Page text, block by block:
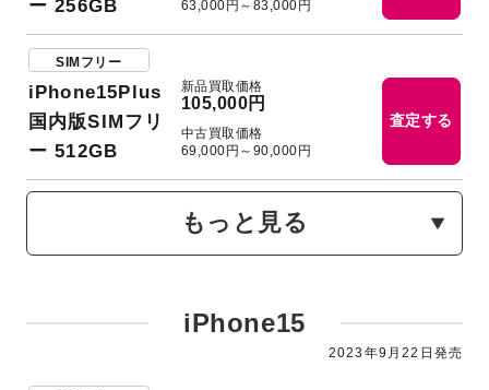
ー 256GB
63,000円～83,000円
SIMフリー
iPhone15Plus
国内版SIMフリ
ー 512GB
新品買取価格
105,000円
中古買取価格
69,000円～90,000円
査定する
もっと見る
iPhone15
2023年9月22日発売